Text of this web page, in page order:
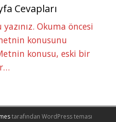
Cevapları
Okuma öncesi
konusunu
konusu, eski bir
tarafından WordPress teması